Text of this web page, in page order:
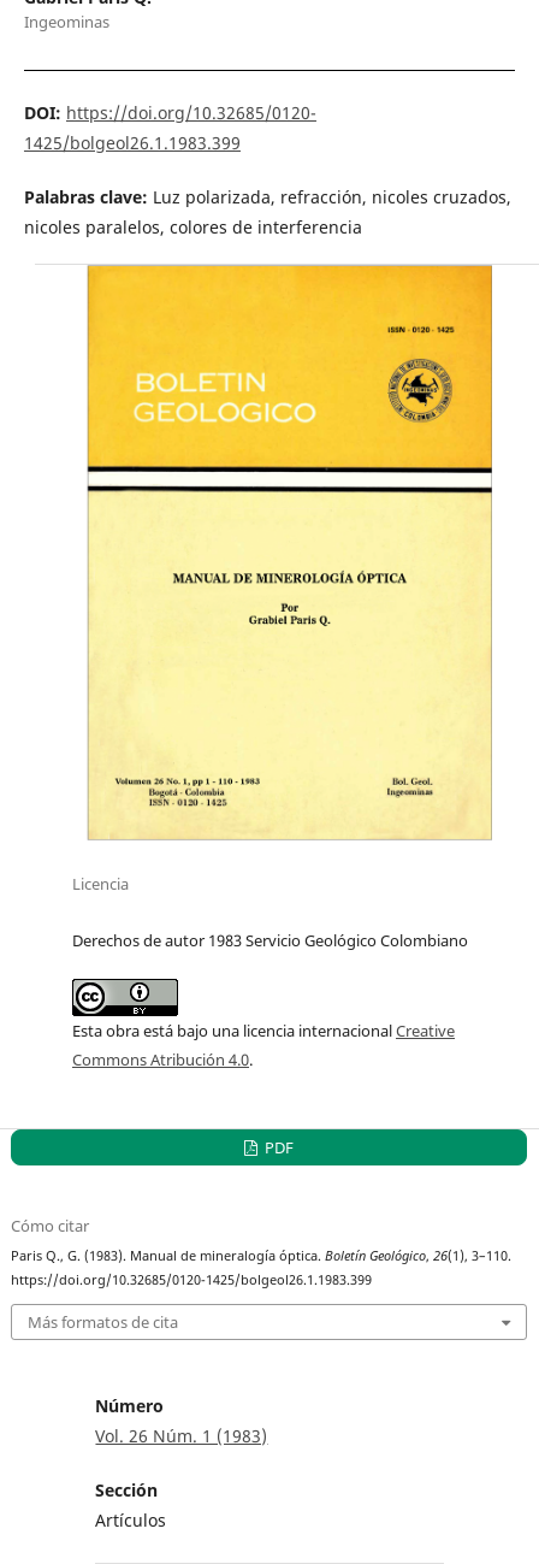
Ingeominas
DOI: https://doi.org/10.32685/0120-
1425/bolgeol26.1.1983.399
Palabras clave: Luz polarizada, refracción, nicoles cruzados,
nicoles paralelos, colores de interferencia
Licencia
Derechos de autor 1983 Servicio Geológico Colombiano
Esta obra está bajo una licencia internacionalCreative
Commons Atribución 4.0.
PDF
Cómo citar
Paris Q., G. (1983). Manual de mineralogía óptica.Boletín Geológico,26(1), 3–110.
https://doi.org/10.32685/0120-1425/bolgeol26.1.1983.399
Más formatos de cita
Número
Vol. 26 Núm. 1 (1983)
Sección
Artículos